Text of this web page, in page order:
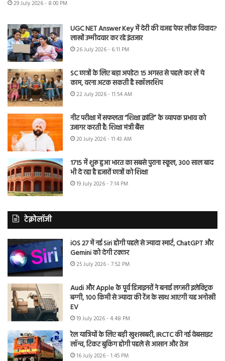
29 July 2026 - 8:00 PM
UGC NET Answer Key में देरी की वजह पेपर लीक विवाद?
लाखों उम्मीदवार कर रहे इंतजार
26 July 2026 - 6:11 PM
SC छात्रों के लिए बड़ा अपडेट! 15 अगस्त से पहले कर लें ये
काम, वरना अटक सकती है स्कॉलरशिप
22 July 2026 - 11:54 AM
नीट परीक्षा में सफलता “शिक्षा क्रांति” के व्यापक प्रभाव को
उजागर करती है: शिक्षा मंत्री बैंस
20 July 2026 - 11:43 AM
1715 में शुरू हुआ भारत का सबसे पुराना स्कूल, 300 साल बाद
भी दे रहा है हजारों छात्रों को शिक्षा
19 July 2026 - 7:14 PM
टेक्नोलॉजी
iOS 27 में नई Siri होगी पहले से ज्यादा स्मार्ट, ChatGPT और
Gemini को देगी टक्कर
25 July 2026 - 7:52 PM
Audi और Apple के पूर्व डिजाइनरों ने बनाई लग्जरी इलेक्ट्रिक
बग्गी, 100 किमी से ज्यादा की रेंज के साथ आएगी यह अनोखी
EV
19 July 2026 - 4:48 PM
रेल यात्रियों के लिए बड़ी खुशखबरी, IRCTC की नई वेबसाइट
लॉन्च, टिकट बुकिंग होगी पहले से आसान और तेज
16 July 2026 - 1:45 PM